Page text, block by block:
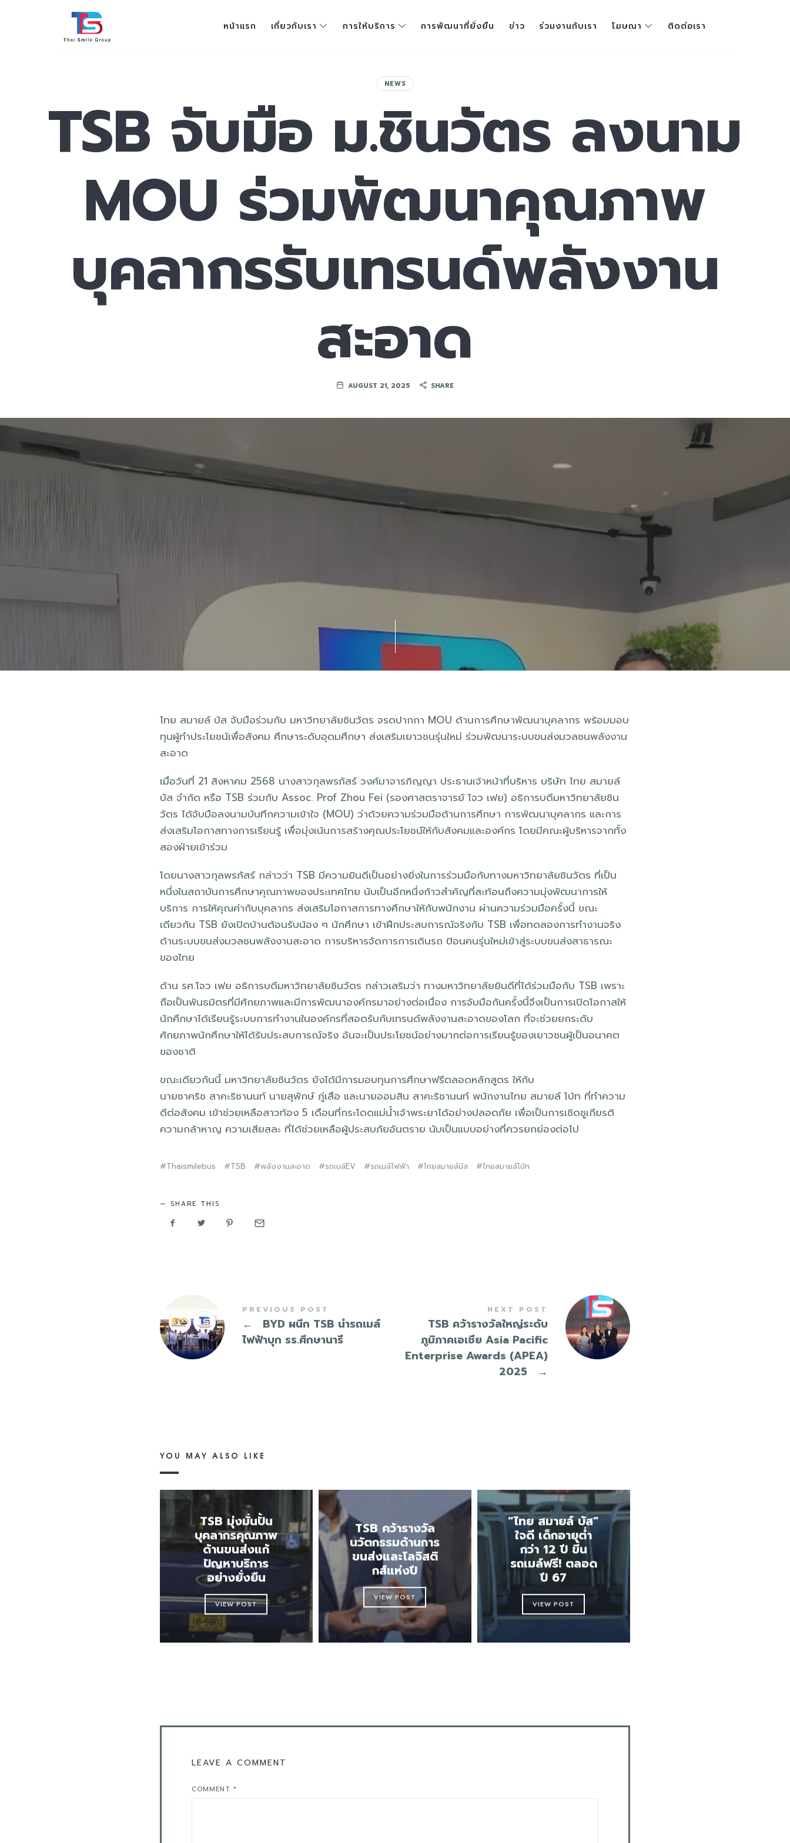
THAI SMILE GROUP หน้าแรก เกี่ยวกับเรา การให้บริการ การพัฒนาที่ยั่งยืน ข่าว ร่วมงานกับเรา โฆษณา ติดต่อเรา
NEWS
TSB จับมือ ม.ชินวัตร ลงนาม
MOU ร่วมพัฒนาคุณภาพ
บุคลากรรับเทรนด์พลังงาน
สะอาด
AUGUST 21, 2025 SHARE
ไทย สมายล์ บัส จับมือร่วมกับ มหาวิทยาลัยชินวัตร จรดปากกา MOU ด้านการศึกษาพัฒนาบุคลากร พร้อมมอบ
ทุนผู้ทำประโยชน์เพื่อสังคม ศึกษาระดับอุดมศึกษา ส่งเสริมเยาวชนรุ่นใหม่ ร่วมพัฒนาระบบขนส่งมวลชนพลังงาน
สะอาด
เมื่อวันที่ 21 สิงหาคม 2568 นางสาวกุลพรภัสร์ วงศ์มาจารภิญญา ประธานเจ้าหน้าที่บริหาร บริษัท ไทย สมายล์
บัส จำกัด หรือ TSB ร่วมกับ Assoc. Prof Zhou Fei (รองศาสตราจารย์ โจว เฟย) อธิการบดีมหาวิทยาลัยชิน
วัตร ได้จับมือลงนามบันทึกความเข้าใจ (MOU) ว่าด้วยความร่วมมือด้านการศึกษา การพัฒนาบุคลากร และการ
ส่งเสริมโอกาสทางการเรียนรู้ เพื่อมุ่งเน้นการสร้างคุณประโยชน์ให้กับสังคมและองค์กร โดยมีคณะผู้บริหารจากทั้ง
สองฝ่ายเข้าร่วม
โดยนางสาวกุลพรภัสร์ กล่าวว่า TSB มีความยินดีเป็นอย่างยิ่งในการร่วมมือกับทางมหาวิทยาลัยชินวัตร ที่เป็น
หนึ่งในสถาบันการศึกษาคุณภาพของประเทศไทย นับเป็นอีกหนึ่งก้าวสำคัญที่สะท้อนถึงความมุ่งพัฒนาการให้
บริการ การให้คุณค่ากับบุคลากร ส่งเสริมโอกาสการทางศึกษาให้กับพนักงาน ผ่านความร่วมมือครั้งนี้ ขณะ
เดียวกัน TSB ยังเปิดบ้านต้อนรับน้อง ๆ นักศึกษา เข้าฝึกประสบการณ์จริงกับ TSB เพื่อทดลองการทำงานจริง
ด้านระบบขนส่งมวลชนพลังงานสะอาด การบริหารจัดการการเดินรถ ป้อนคนรุ่นใหม่เข้าสู่ระบบขนส่งสาธารณะ
ของไทย
ด้าน รศ.โจว เฟย อธิการบดีมหาวิทยาลัยชินวัตร กล่าวเสริมว่า ทางมหาวิทยาลัยยินดีที่ได้ร่วมมือกับ TSB เพราะ
ถือเป็นพันธมิตรที่มีศักยภาพและมีการพัฒนาองค์กรมาอย่างต่อเนื่อง การจับมือกันครั้งนี้จึงเป็นการเปิดโอกาสให้
นักศึกษาได้เรียนรู้ระบบการทำงานในองค์กรที่สอดรับกับเทรนด์พลังงานสะอาดของโลก ที่จะช่วยยกระดับ
ศักยภาพนักศึกษาให้ได้รับประสบการณ์จริง อันจะเป็นประโยชน์อย่างมากต่อการเรียนรู้ของเยาวชนผู้เป็นอนาคต
ของชาติ
ขณะเดียวกันนี้ มหาวิทยาลัยชินวัตร ยังได้มีการมอบทุนการศึกษาฟรีตลอดหลักสูตร ให้กับ
นายชาคริช สาคะริชานนท์ นายสุพักษ์ ภู่เสือ และนายออมสิน สาคะริชานนท์ พนักงานไทย สมายล์ โบ้ท ที่ทำความ
ดีต่อสังคม เข้าช่วยเหลือสาวท้อง 5 เดือนที่กระโดดแม่น้ำเจ้าพระยาได้อย่างปลอดภัย เพื่อเป็นการเชิดชูเกียรติ
ความกล้าหาญ ความเสียสละ ที่ได้ช่วยเหลือผู้ประสบภัยอันตราย นับเป็นแบบอย่างที่ควรยกย่องต่อไป
Thaismilebus TSB พลังงานสะอาด รถเมล์EV รถเมล์ไฟฟ้า ไทยสมายล์บัส ไทยสมายล์โบ้ท
SHARE THIS
PREVIOUS POST
←
BYD ผนึก TSB นำรถเมล์
ไฟฟ้าบุก รร.ศึกษานารี
NEXT POST
TSB คว้ารางวัลใหญ่ระดับ
ภูมิภาคเอเชีย Asia Pacific
Enterprise Awards (APEA)
2025
→
YOU MAY ALSO LIKE
TSB มุ่งมั่นปั้น
บุคลากรคุณภาพ
ด้านขนส่งแก้
ปัญหาบริการ
อย่างยั่งยืน
VIEW POST
TSB คว้ารางวัล
นวัตกรรมด้านการ
ขนส่งและโลจิสติ
กส์แห่งปี
VIEW POST
“ไทย สมายล์ บัส”
ใจดี เด็กอายุต่ำ
กว่า 12 ปี ขึ้น
รถเมล์ฟรี! ตลอด
ปี 67
VIEW POST
LEAVE A COMMENT
COMMENT *